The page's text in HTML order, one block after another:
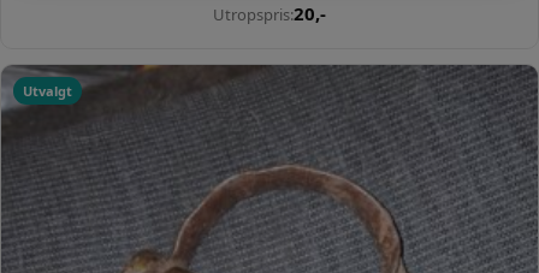
Utropspris:20,-
Utvalgt